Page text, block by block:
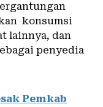
konsumsi
lainnya, dan
penyedia
Pemkab